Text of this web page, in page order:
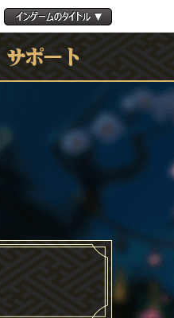
利用規約
ﾌﾟﾗｲﾊﾞｼｰﾎﾟﾘｼｰ